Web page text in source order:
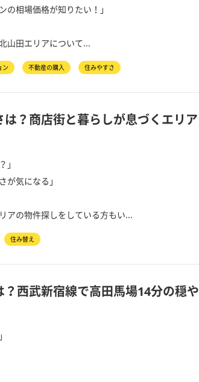
の相場価格が知りたい！」
山田エリアについて...
ン 不動産の購入 住みやすさ
？商店街と暮らしが息づくエリア
」
が気になる」
アの物件探しをしている方もい...
住み替え
西武新宿線で高田馬場14分の穏や